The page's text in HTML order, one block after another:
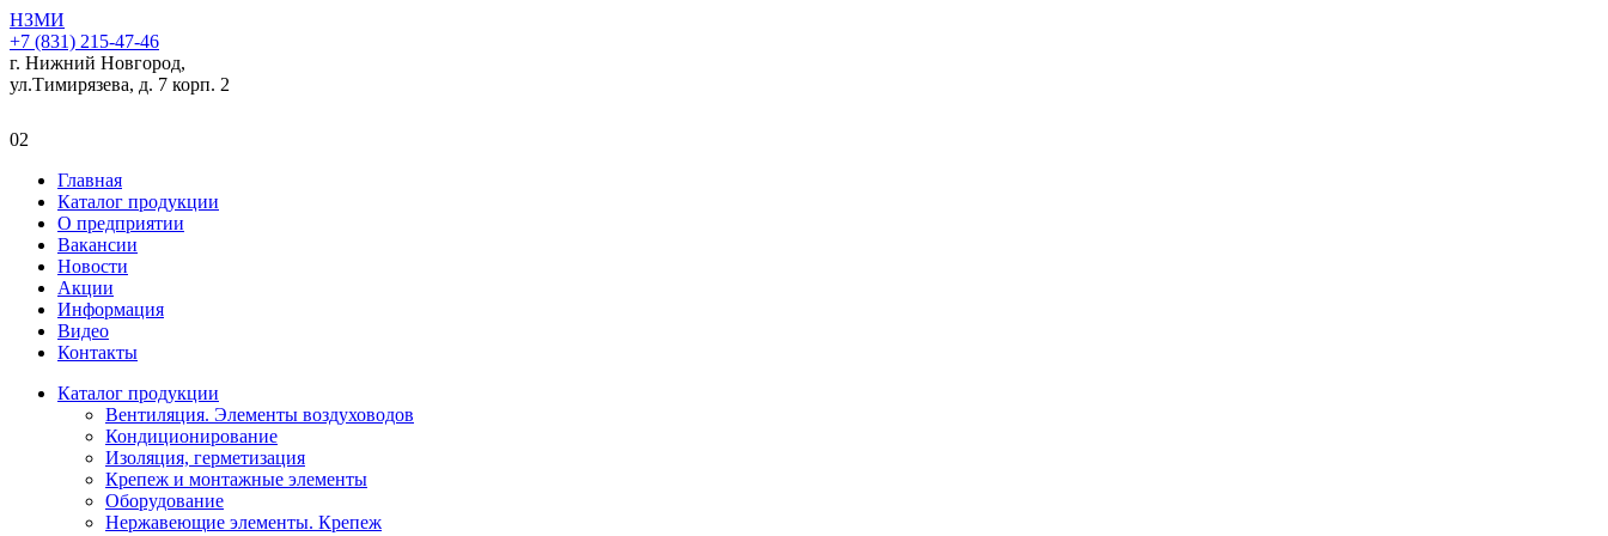
НЗМИ
+7 (831) 215-47-46
г. Нижний Новгород,
ул.Тимирязева, д. 7 корп. 2
02
Главная
Каталог продукции
О предприятии
Вакансии
Новости
Акции
Информация
Видео
Контакты
Каталог продукции
Вентиляция. Элементы воздуховодов
Кондиционирование
Изоляция, герметизация
Крепеж и монтажные элементы
Оборудование
Нержавеющие элементы. Крепеж